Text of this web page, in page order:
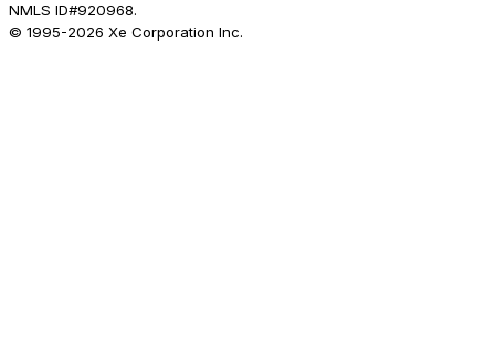
NMLS ID#920968.
© 1995-2026 Xe Corporation Inc.